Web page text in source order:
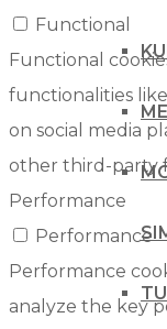
Functional
Functional
functionalities
on social media
other third-party
Performance
Performance
Performance
analyze the key